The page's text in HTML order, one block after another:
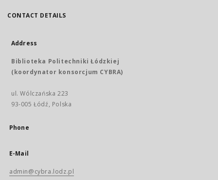
CONTACT DETAILS
Address
Biblioteka Politechniki Łódzkiej
(koordynator konsorcjum CYBRA)
ul. Wólczańska 223
93-005 Łódź, Polska
Phone
E-Mail
admin@cybra.lodz.pl